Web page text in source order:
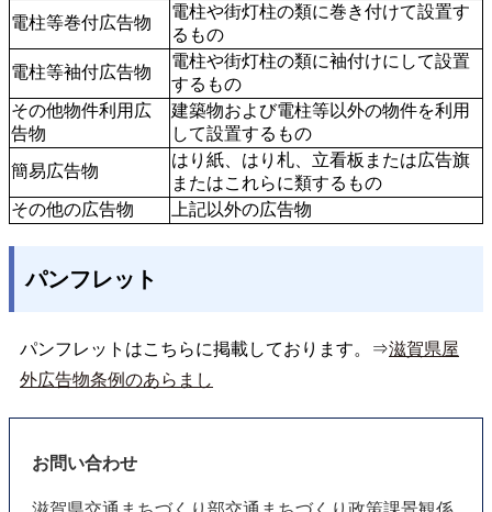
電柱等巻付広告物
電柱や街灯柱の類に巻き付けて設置す
るもの
電柱等袖付広告物
電柱や街灯柱の類に袖付けにして設置
するもの
その他物件利用広
告物
建築物および電柱等以外の物件を利用
して設置するもの
簡易広告物
はり紙、はり札、立看板または広告旗
またはこれらに類するもの
その他の広告物
上記以外の広告物
パンフレット
パンフレットはこちらに掲載しております。⇒滋賀県屋
外広告物条例のあらまし
お問い合わせ